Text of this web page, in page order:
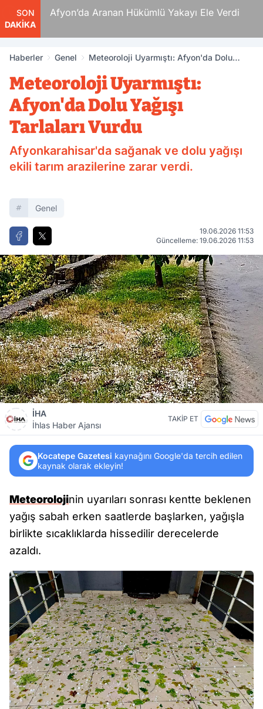
SON
DAKİKA
Aranan Hükümlü Yakayı Ele Verdi
Suikastçi
Haberler Genel
Meteoroloji Uyarmıştı: Afyon'da Dolu
Meteoroloji Uyarmıştı:
Afyon'da Dolu Yağışı
Tarlaları Vurdu
Afyonkarahisar'da sağanak ve dolu yağışı
ekili tarım arazilerine zarar verdi.
Genel
19.06.2026 11:53
Güncelleme: 19.06.2026 11:53
İHA
İhlas Haber Ajansı
TAKİP ET
Kocatepe Gazetesi kaynağını Google'da tercih edilen
kaynak olarak ekleyin!
Meteorolojinin uyarıları sonrası kentte beklenen
yağış sabah erken saatlerde başlarken, yağışla
birlikte sıcaklıklarda hissedilir derecelerde
azaldı.